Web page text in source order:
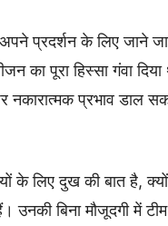
प्रदर्शन के लिए जाने
का पूरा हिस्सा गंवा
नकारात्मक प्रभाव डाल
के लिए दुख की बात है,
उनकी बिना मौजूदगी में